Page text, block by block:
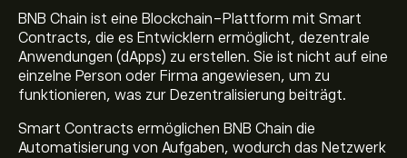
BNB Chain ist eine Blockchain-Plattform mit Smart
Contracts, die es Entwicklern ermöglicht, dezentrale
Anwendungen (dApps) zu erstellen. Sie ist nicht auf eine
einzelne Person oder Firma angewiesen, um zu
funktionieren, was zur Dezentralisierung beiträgt.
Smart Contracts ermöglichen BNB Chain die
Automatisierung von Aufgaben, wodurch das Netzwerk